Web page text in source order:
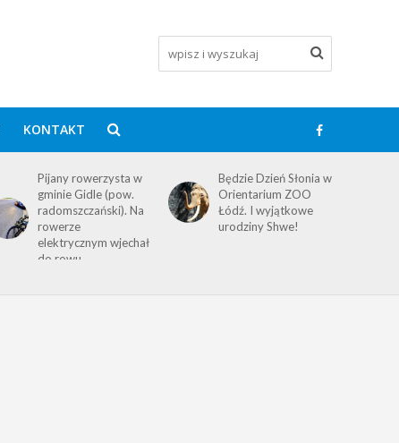
KONTAKT
Pijany rowerzysta w
gminie Gidle (pow.
radomszczański). Na
rowerze
elektrycznym wjechał
do rowu
Będzie Dzień Słonia w
Orientarium ZOO
Łódź. I wyjątkowe
urodziny Shwe!